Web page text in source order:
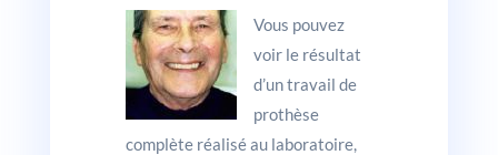
Vous pouvez
voir le résultat
d’un travail de
prothèse
complète réalisé au laboratoire,